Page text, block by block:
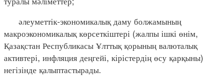
әлеуметтік-экономикалық даму болжамының
макроэкономикалық көрсеткіштері (жалпы ішкі өнім,
Қазақстан Республикасы Ұлттық қорының валюталық
активтері, инфляция деңгейі, кірістердің өсу қарқыны)
негізінде қалыптастырады.